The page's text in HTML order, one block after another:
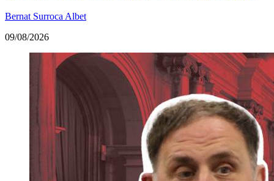
Bernat Surroca Albet
09/08/2026